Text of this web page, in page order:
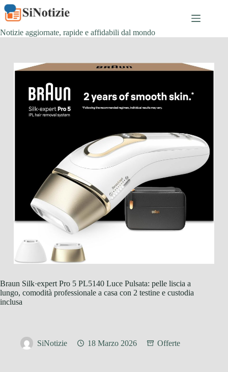
Salta
al
contenuto
Notizie aggiornate, rapide e affidabili dal mondo
Braun Silk·expert Pro 5 PL5140 Luce Pulsata: pelle liscia a
lungo, comodità professionale a casa con 2 testine e custodia
inclusa
SiNotizie 18 Marzo 2026 Offerte